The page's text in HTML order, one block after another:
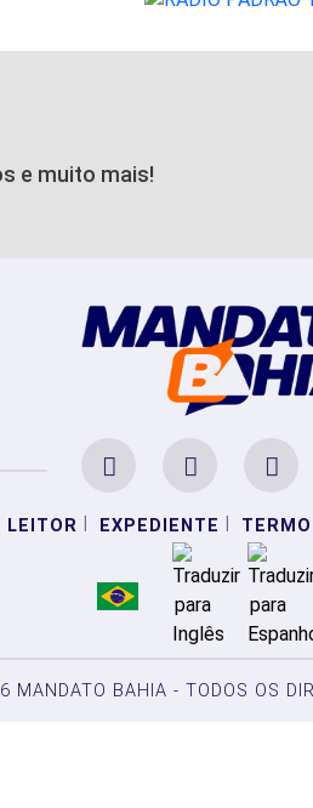
e muito mais!
LEITOR EXPEDIENTE
MANDATO BAHIA - TODOS OS